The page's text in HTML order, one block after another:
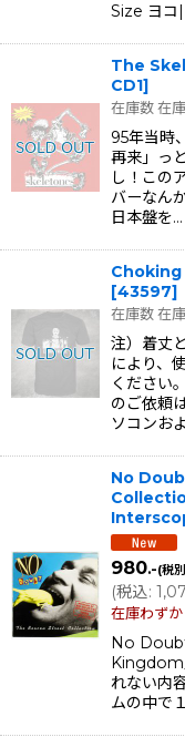
Size ヨ
The
CD1]
在庫数 在
95年当時
再来」っ
し！この
バーなん
日本盤を…
[43597]
在庫数 在
注）着丈
により、
ください
のご依頼
ソコンお
No
980.-(税
(税込:
在庫わずか
No
Kingdom
れない内
ムの中で